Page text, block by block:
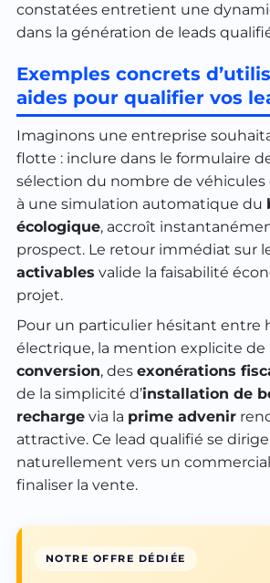
constatées entretient une
dans la génération de leads
Exemples concrets
aides pour qualifier vos
Imaginons une entreprise
flotte : inclure dans le formulaire
sélection du nombre de véhicules
à une simulation automatique du
écologique, accroît
prospect. Le retour immédiat sur
activables valide la faisabilité
projet.
Pour un particulier hésitant entre
électrique, la mention explicite de
conversion, des exonérations
de la simplicité d’installation de
rechargevia la prime advenir
attractive. Ce lead qualifié se
naturellement vers un
finaliser la vente.
NOTRE OFFRE DÉDIÉE